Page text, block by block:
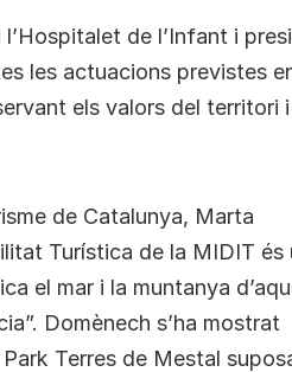
de l’Infant i
les actuacions previstes
els valors del territori i
de Catalunya, Marta
Turística de la MIDIT és
el mar i la muntanya
Domènech s’ha mostrat
Terres de Mestal